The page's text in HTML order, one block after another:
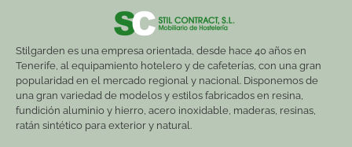
Stilgarden es una empresa orientada, desde hace 40 años en
Tenerife, al equipamiento hotelero y de cafeterías, con una gran
popularidad en el mercado regional y nacional. Disponemos de
una gran variedad de modelos y estilos fabricados en resina,
fundición aluminio y hierro, acero inoxidable, maderas, resinas,
ratán sintético para exterior y natural.